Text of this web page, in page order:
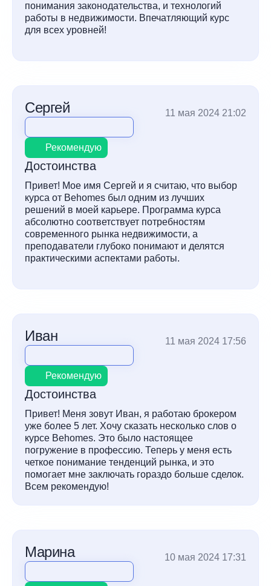
понимания законодательства, и технологий
работы в недвижимости. Впечатляющий курс
для всех уровней!
Сергей 11 мая 2024 21:02
Рекомендую
Достоинства
Привет! Мое имя Сергей и я считаю, что выбор
курса от Behomes был одним из лучших
решений в моей карьере. Программа курса
абсолютно соответствует потребностям
современного рынка недвижимости, а
преподаватели глубоко понимают и делятся
практическими аспектами работы.
Иван 11 мая 2024 17:56
Рекомендую
Достоинства
Привет! Меня зовут Иван, я работаю брокером
уже более 5 лет. Хочу сказать несколько слов о
курсе Behomes. Это было настоящее
погружение в профессию. Теперь у меня есть
четкое понимание тенденций рынка, и это
помогает мне заключать гораздо больше сделок.
Всем рекомендую!
Марина 10 мая 2024 17:31